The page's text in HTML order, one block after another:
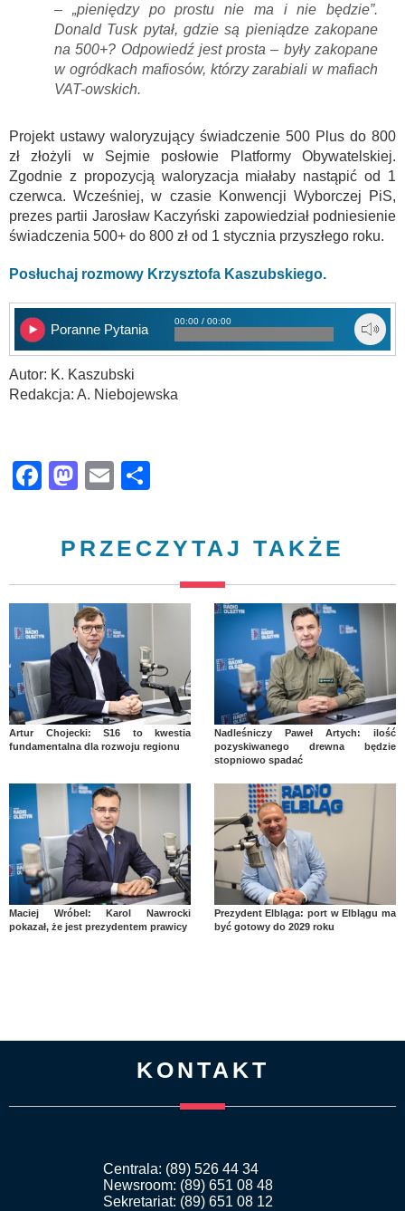
– „pieniędzy po prostu nie ma i nie będzie”.
Donald Tusk pytał, gdzie są pieniądze zakopane
na 500+? Odpowiedź jest prosta – były zakopane
w ogródkach mafiosów, którzy zarabiali w mafiach
VAT-owskich.
Projekt ustawy waloryzujący świadczenie 500 Plus do 800
zł złożyli w Sejmie posłowie Platformy Obywatelskiej.
Zgodnie z propozycją waloryzacja miałaby nastąpić od 1
czerwca. Wcześniej, w czasie Konwencji Wyborczej PiS,
prezes partii Jarosław Kaczyński zapowiedział podniesienie
świadczenia 500+ do 800 zł od 1 stycznia przyszłego roku.
Posłuchaj rozmowy Krzysztofa Kaszubskiego.
Poranne Pytania
00:00 / 00:00
Autor: K. Kaszubski
Redakcja: A. Niebojewska
Facebook
Mastodon
Email
PRZECZYTAJ TAKŻE
Artur Chojecki: S16 to kwestia
fundamentalna dla rozwoju regionu
Nadleśniczy Paweł Artych: ilość
pozyskiwanego drewna będzie
stopniowo spadać
Maciej Wróbel: Karol Nawrocki
pokazał, że jest prezydentem prawicy
Prezydent Elbląga: port w Elblągu ma
być gotowy do 2029 roku
KONTAKT
Centrala: (89) 526 44 34
Newsroom: (89) 651 08 48
Sekretariat: (89) 651 08 12